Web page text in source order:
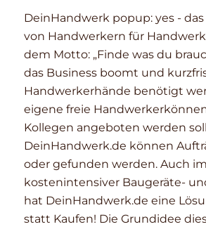
DeinHandwerk popup: yes -
von Handwerkern für
dem Motto: „Finde was du
das Business boomt und
Handwerkerhände benötigt
eigene freie
Kollegen angeboten werden
DeinHandwerk.de können
oder gefunden werden. Auch
kostenintensiver Baugeräte-
hat DeinHandwerk.de eine
statt Kaufen! Die Grundidee